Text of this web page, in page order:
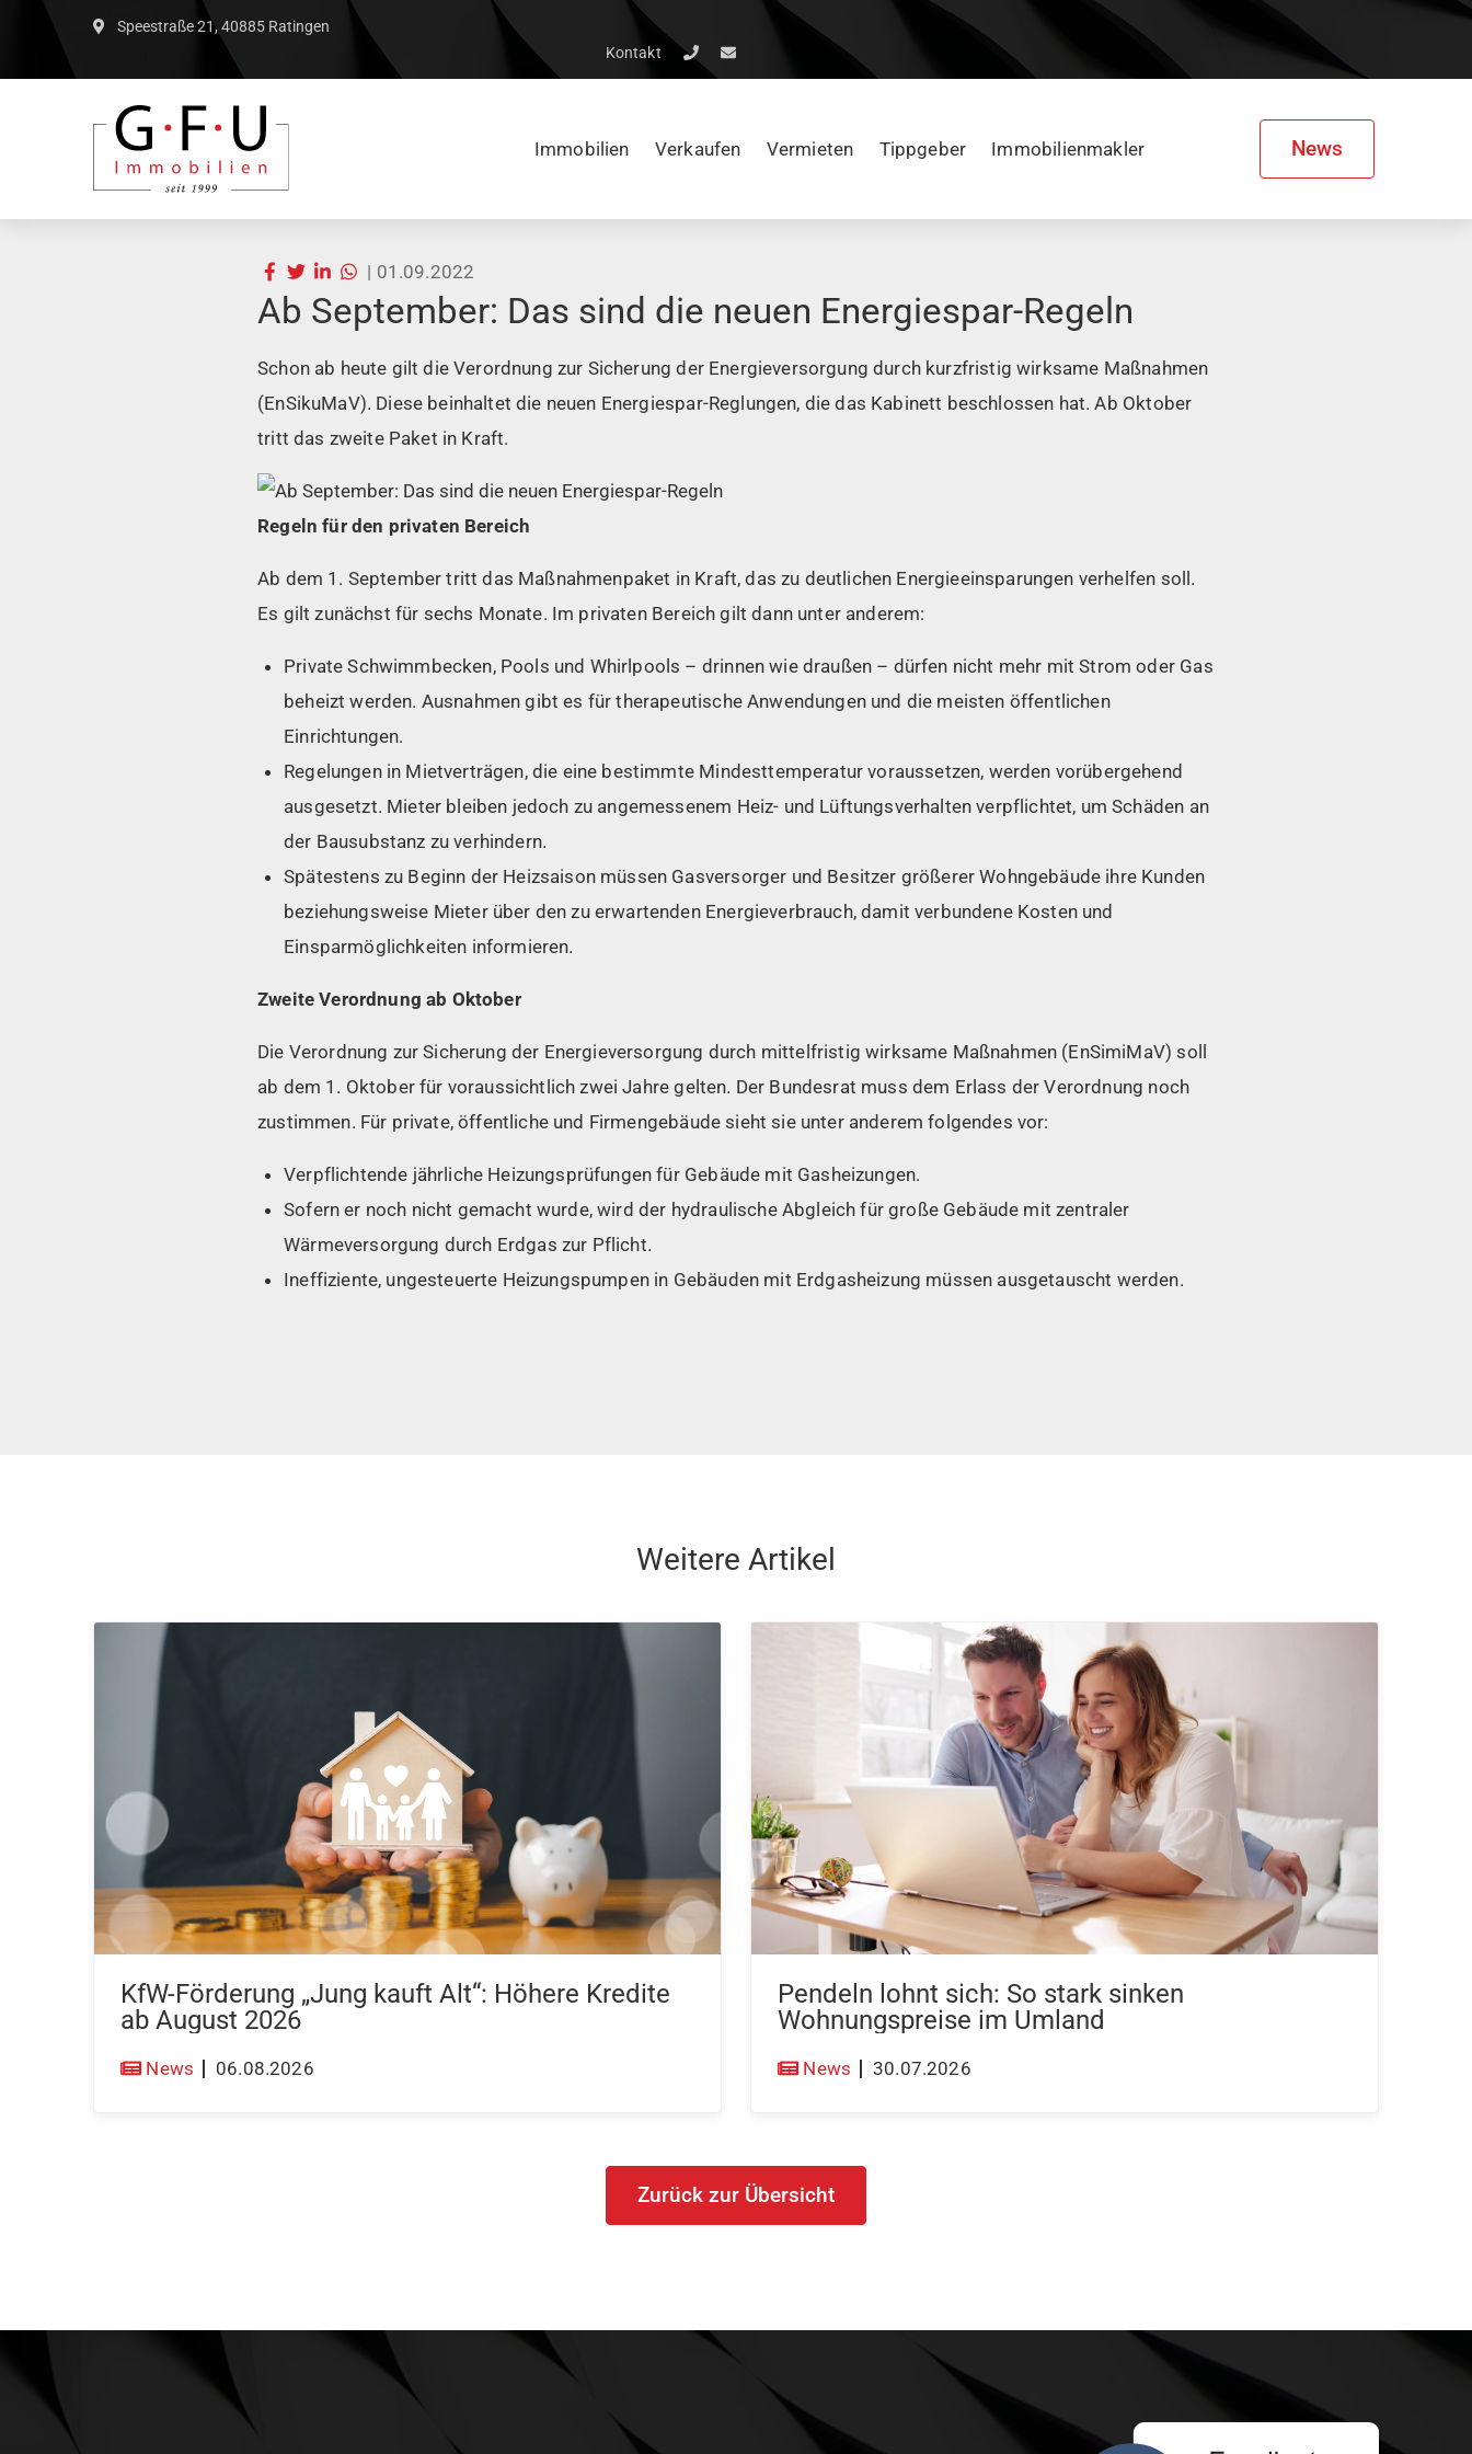
Speestraße 21, 40885 Ratingen
Kontakt
Immobilien Verkaufen Vermieten Tippgeber Immobilienmakler News
| 01.09.2022
Ab September: Das sind die neuen Energiespar-Regeln
Schon ab heute gilt die Verordnung zur Sicherung der Energieversorgung durch kurzfristig wirksame Maßnahmen
(EnSikuMaV). Diese beinhaltet die neuen Energiespar-Reglungen, die das Kabinett beschlossen hat. Ab Oktober
tritt das zweite Paket in Kraft.
Regeln für den privaten Bereich
Ab dem 1. September tritt das Maßnahmenpaket in Kraft, das zu deutlichen Energieeinsparungen verhelfen soll.
Es gilt zunächst für sechs Monate. Im privaten Bereich gilt dann unter anderem:
Private Schwimmbecken, Pools und Whirlpools – drinnen wie draußen – dürfen nicht mehr mit Strom oder Gas
beheizt werden. Ausnahmen gibt es für therapeutische Anwendungen und die meisten öffentlichen
Einrichtungen.
Regelungen in Mietverträgen, die eine bestimmte Mindesttemperatur voraussetzen, werden vorübergehend
ausgesetzt. Mieter bleiben jedoch zu angemessenem Heiz- und Lüftungsverhalten verpflichtet, um Schäden an
der Bausubstanz zu verhindern.
Spätestens zu Beginn der Heizsaison müssen Gasversorger und Besitzer größerer Wohngebäude ihre Kunden
beziehungsweise Mieter über den zu erwartenden Energieverbrauch, damit verbundene Kosten und
Einsparmöglichkeiten informieren.
Zweite Verordnung ab Oktober
Die Verordnung zur Sicherung der Energieversorgung durch mittelfristig wirksame Maßnahmen (EnSimiMaV) soll
ab dem 1. Oktober für voraussichtlich zwei Jahre gelten. Der Bundesrat muss dem Erlass der Verordnung noch
zustimmen. Für private, öffentliche und Firmengebäude sieht sie unter anderem folgendes vor:
Verpflichtende jährliche Heizungsprüfungen für Gebäude mit Gasheizungen.
Sofern er noch nicht gemacht wurde, wird der hydraulische Abgleich für große Gebäude mit zentraler
Wärmeversorgung durch Erdgas zur Pflicht.
Ineffiziente, ungesteuerte Heizungspumpen in Gebäuden mit Erdgasheizung müssen ausgetauscht werden.
Weitere Artikel
KfW-Förderung „Jung kauft Alt“: Höhere Kredite
ab August 2026
News 06.08.2026
Pendeln lohnt sich: So stark sinken
Wohnungspreise im Umland
News 30.07.2026
Zurück zur Übersicht